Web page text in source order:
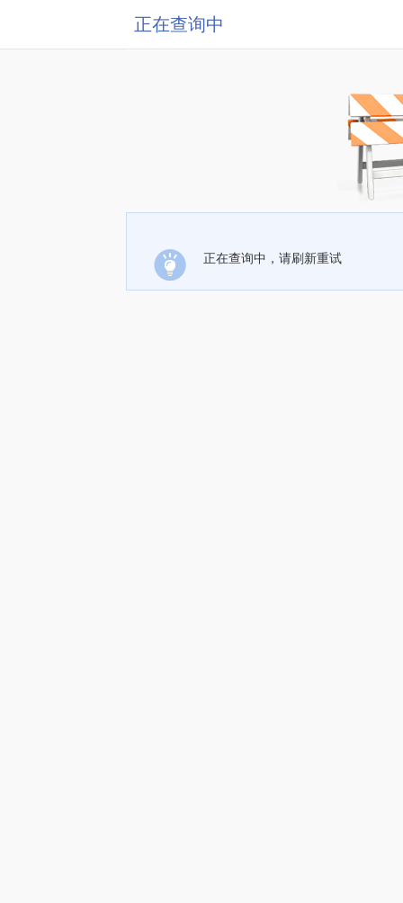
正在查询中
正在查询中，请刷新重试